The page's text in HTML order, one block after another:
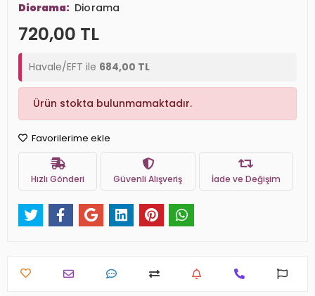
Diorama: Diorama
720,00 TL
Havale/EFT ile 684,00 TL
Ürün stokta bulunmamaktadır.
Favorilerime ekle
Hızlı Gönderi Güvenli Alışveriş İade ve Değişim